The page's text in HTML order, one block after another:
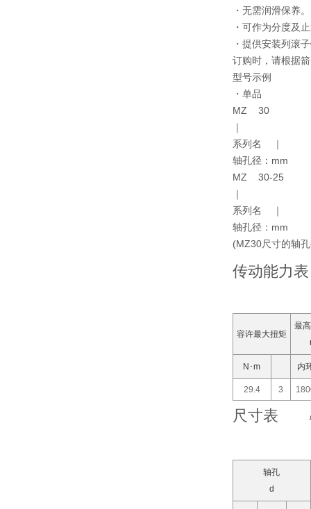
・无需润滑保养。
・可作为分度及
・提供安装列滚
订购时，请根据
型号示例
・单品
MZ 30
｜
系列名 ｜
轴孔径：mm
MZ 30-25
｜
系列名 ｜
轴孔径：mm
(MZ30尺寸的轴
传动能力表
容许最大扭矩
最
N･m 内
29.4 3
尺寸表
轴孔
d